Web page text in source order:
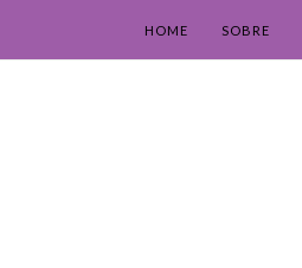
HOME SOBRE